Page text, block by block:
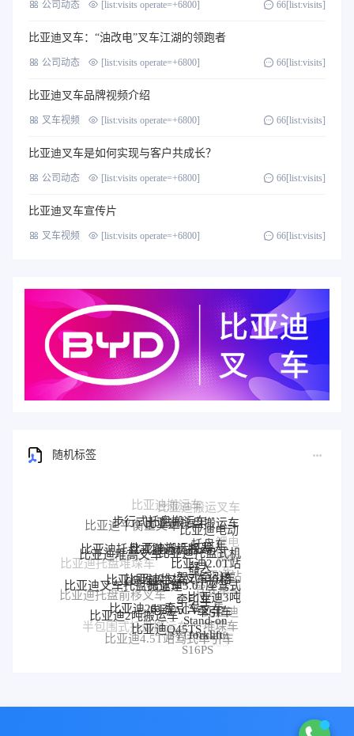
公司动态 [list:visits operate=+6800] 66[list:visits]
比亚迪叉车：“油改电”叉车江湖的领跑者
公司动态 [list:visits operate=+6800] 66[list:visits]
比亚迪叉车品牌视频介绍
叉车视频 [list:visits operate=+6800] 66[list:visits]
比亚迪叉车是如何实现与客户共成长？
公司动态 [list:visits operate=+6800] 66[list:visits]
比亚迪叉车宣传片
叉车视频 [list:visits operate=+6800] 66[list:visits]
随机标签
比亚迪平衡重叉车
步行式托盘搬运车
比亚迪托盘搬运车
比亚迪电动
托盘车锂电
搬运
车
比亚迪托盘堆垛车
比亚迪堆高叉车
比亚迪托盘式搬运机器人
比亚迪搬运机器人
比亚迪托盘式机
器人
比亚迪2.0T站
驾式牵引车
比亚迪站
驾式牵引
车
比亚迪托盘前移叉车
比亚迪叉车托盘搬运车
比亚迪堆垛叉车
比亚迪堆垛叉车价格
比亚迪3.0T座驾式
牵引车
比亚迪3吨
牵引车
比亚迪
堆垛车
比亚迪
P30S
比亚迪站驾式托盘搬运
车
比亚迪仓储叉车
半包围式托盘搬运车
比亚迪2吨搬运车
比亚迪25T牵引车
电动AGV叉车
Stand-on
forklift
BYD forklift
S16PS
比亚迪4.5T站驾式牵引车
比亚迪Q45TS